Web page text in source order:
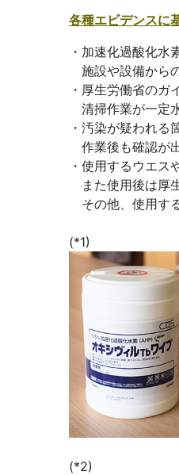
各種エビデンスに
・加速化過酸化
施設や設備から
・厚生労働省の
清掃作業が一定
・汚染が疑われ
作業後も確認が
・使用するウエ
また使用後は厚
その他、使用す
(*1)
(*2)